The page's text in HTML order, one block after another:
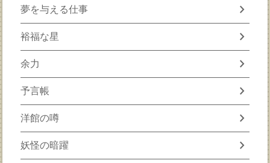
夢を与える仕事 chevron_right
裕福な星 chevron_right
余力 chevron_right
予言帳 chevron_right
洋館の噂 chevron_right
妖怪の暗躍 chevron_right